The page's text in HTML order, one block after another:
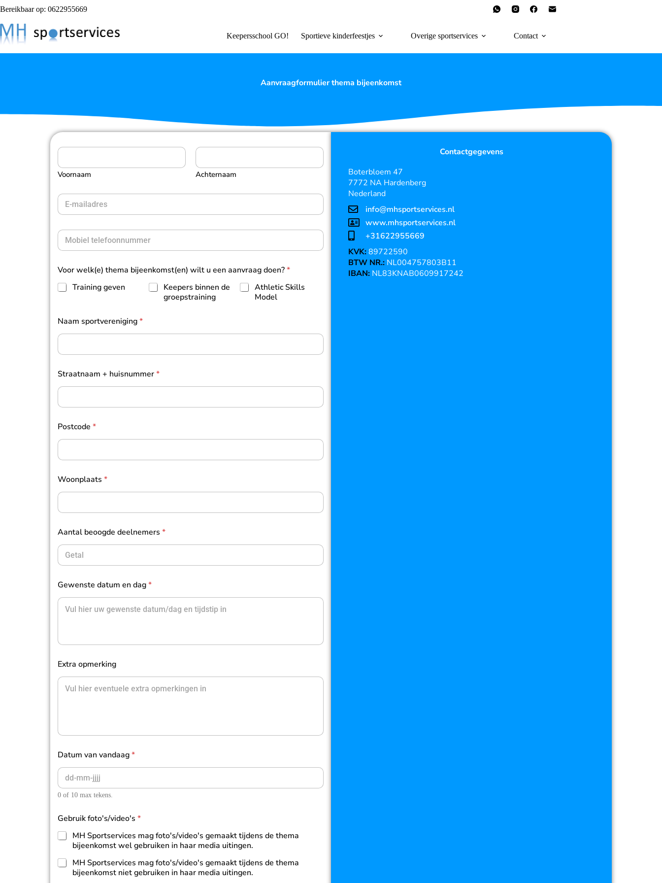
Bereikbaar op: 0622955669
Keepersschool GO! Sportieve kinderfeestjes Overige sportservices Contact
Aanvraagformulier thema bijeenkomst
N
a
m
a
v
a
g
e
*
Voornaam Achternaam
E
m
i
l
*
M
b
e
l
n
m
e
r
Voor welk(e) thema bijeenkomst(en) wilt u een aanvraag doen?*
Training geven
Keepers binnen de
groepstraining
Athletic Skills
Model
Naam sportvereniging*
Straatnaam + huisnummer*
Postcode *
Woonplaats *
Aantal beoogde deelnemers *
Gewenste datum en dag*
Extra opmerking
Datum van vandaag*
0 of 10 max tekens.
Gebruik foto's/video's *
MH Sportservices mag foto's/video's gemaakt tijdens de thema
bijeenkomst wel gebruiken in haar media uitingen.
MH Sportservices mag foto's/video's gemaakt tijdens de thema
bijeenkomst niet gebruiken in haar media uitingen.
Contactgegevens
Boterbloem 47
7772 NA Hardenberg
Nederland
info@mhsportservices.nl
www.mhsportservices.nl
+31622955669
KVK:89722590
BTW NR.: NL004757803B11
IBAN: NL83KNAB0609917242